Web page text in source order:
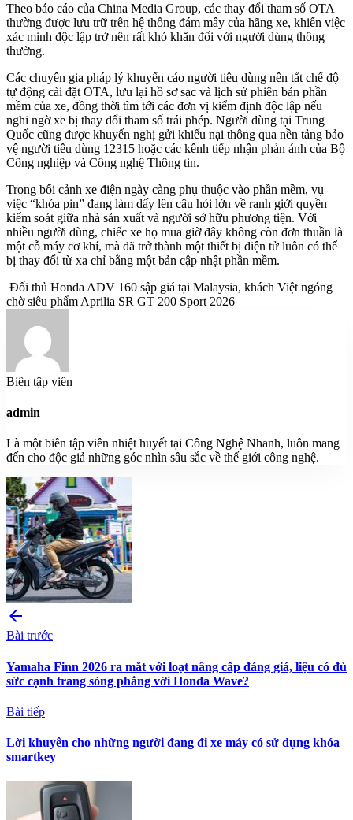
Theo báo cáo của China Media Group, các thay đổi tham số OTA
thường được lưu trữ trên hệ thống đám mây của hãng xe, khiến việc
xác minh độc lập trở nên rất khó khăn đối với người dùng thông
thường.
Các chuyên gia pháp lý khuyến cáo người tiêu dùng nên tắt chế độ
tự động cài đặt OTA, lưu lại hồ sơ sạc và lịch sử phiên bản phần
mềm của xe, đồng thời tìm tới các đơn vị kiểm định độc lập nếu
nghi ngờ xe bị thay đổi tham số trái phép. Người dùng tại Trung
Quốc cũng được khuyến nghị gửi khiếu nại thông qua nền tảng bảo
vệ người tiêu dùng 12315 hoặc các kênh tiếp nhận phản ánh của Bộ
Công nghiệp và Công nghệ Thông tin.
Trong bối cảnh xe điện ngày càng phụ thuộc vào phần mềm, vụ
việc “khóa pin” đang làm dấy lên câu hỏi lớn về ranh giới quyền
kiểm soát giữa nhà sản xuất và người sở hữu phương tiện. Với
nhiều người dùng, chiếc xe họ mua giờ đây không còn đơn thuần là
một cỗ máy cơ khí, mà đã trở thành một thiết bị điện tử luôn có thể
bị thay đổi từ xa chỉ bằng một bản cập nhật phần mềm.
Đối thủ Honda ADV 160 sập giá tại Malaysia, khách Việt ngóng
chờ siêu phẩm Aprilia SR GT 200 Sport 2026
Biên tập viên
admin
Là một biên tập viên nhiệt huyết tại Công Nghệ Nhanh, luôn mang
đến cho độc giả những góc nhìn sâu sắc về thế giới công nghệ.
arrow_back
Bài trước
Yamaha Finn 2026 ra mắt với loạt nâng cấp đáng giá, liệu có đủ
sức cạnh trang sòng phẳng với Honda Wave?
Bài tiếp
Lời khuyên cho những người đang đi xe máy có sử dụng khóa
smartkey